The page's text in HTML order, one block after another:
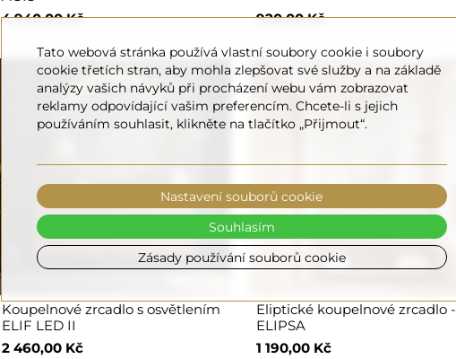
4 940,00 Kč
920,00 Kč
Koupelnové zrcadlo s osvětlením
ELIF LED II
2 460,00 Kč
Eliptické koupelnové zrcadlo -
ELIPSA
1 190,00 Kč
Tato webová stránka používá vlastní soubory cookie i soubory
cookie třetích stran, aby mohla zlepšovat své služby a na základě
analýzy vašich návyků při procházení webu vám zobrazovat
reklamy odpovídající vašim preferencím. Chcete-li s jejich
používáním souhlasit, klikněte na tlačítko „Přijmout“.
Zásady používání souborů cookie
Nastavení souborů cookie
Souhlasím